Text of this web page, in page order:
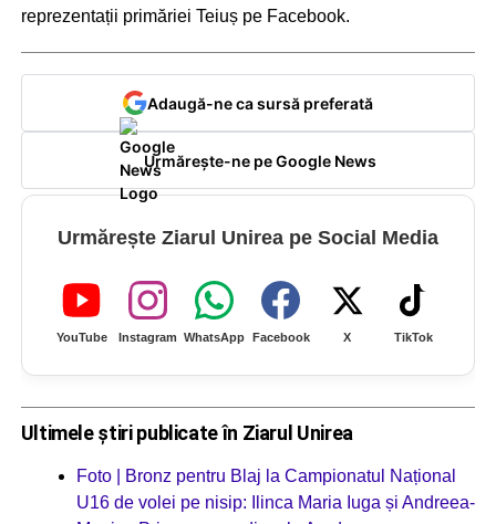
reprezentații primăriei Teiuș pe Facebook.
Adaugă-ne ca sursă preferată
Urmărește-ne pe Google News
Urmărește Ziarul Unirea pe Social Media
YouTube Instagram WhatsApp Facebook X TikTok
Ultimele știri publicate în Ziarul Unirea
Foto | Bronz pentru Blaj la Campionatul Național
U16 de volei pe nisip: Ilinca Maria Iuga și Andreea-